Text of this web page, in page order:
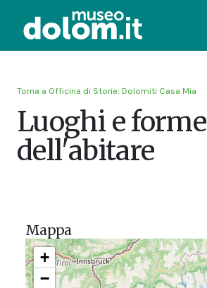
Torna a Officina di Storie: Dolomiti Casa Mia
Luoghi e forme
dell'abitare
Mappa
+
−